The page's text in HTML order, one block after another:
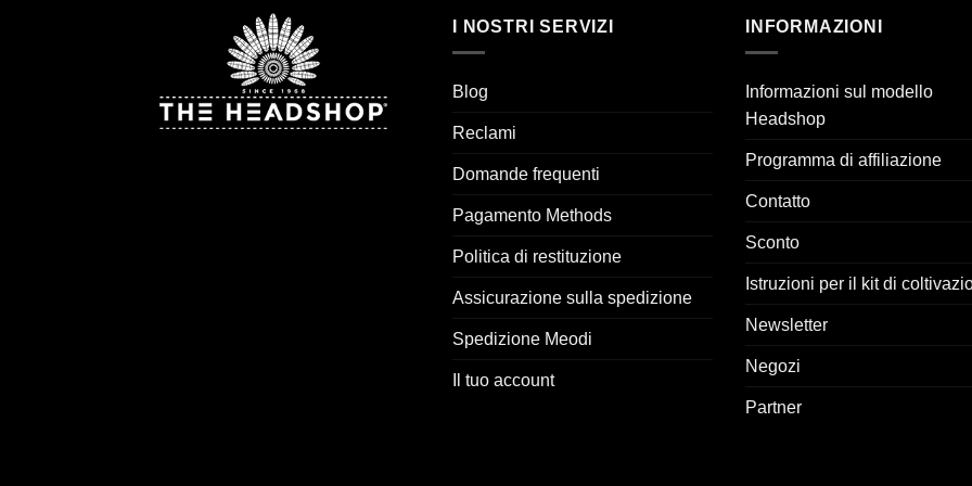
I NOSTRI SERVIZI
Blog
Reclami
Domande frequenti
Pagamento Methods
Politica di restituzione
Assicurazione sulla spedizione
Spedizione Meodi
Il tuo account
INFORMAZIONI
Informazioni sul modello
Headshop
Programma di affiliazione
Contatto
Sconto
Istruzioni per il kit di
Newsletter
Negozi
Partner